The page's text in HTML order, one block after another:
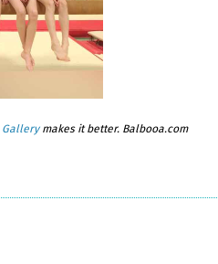
Gallerymakes it better. Balbooa.com